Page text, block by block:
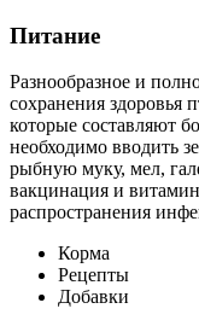
Питание
Разнообразное и
сохранения здоровья
которые составляют
необходимо вводить
рыбную муку, мел,
вакцинация и
распространения
Корма
Рецепты
Добавки